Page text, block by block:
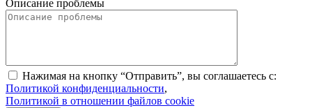
Описание проблемы
Нажимая на кнопку “Отправить”, вы соглашаетесь с:
Политикой конфиденциальности,
Политикой в отношении файлов cookie